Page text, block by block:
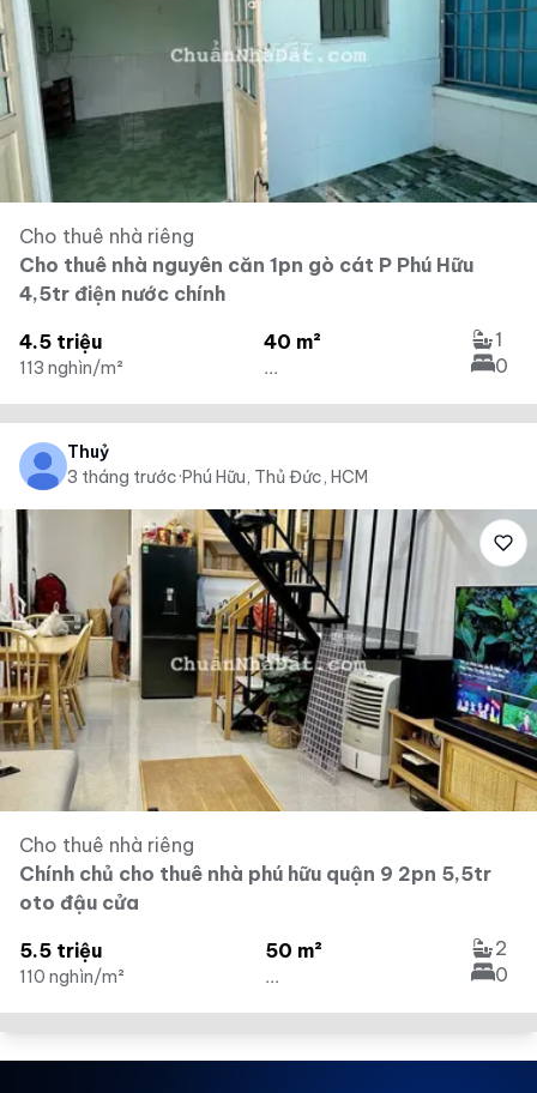
Cho thuê nhà riêng
Cho thuê nhà nguyên căn 1pn gò cát P Phú Hữu
4,5tr điện nước chính
4.5 triệu
113 nghìn/m²
40 m²
...
1
0
Thuỷ
3 tháng trước·Phú Hữu, Thủ Đức, HCM
Cho thuê nhà riêng
Chính chủ cho thuê nhà phú hữu quận 9 2pn 5,5tr
oto đậu cửa
5.5 triệu
110 nghìn/m²
50 m²
...
2
0